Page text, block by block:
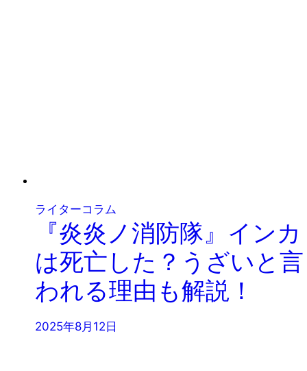
ライターコラム
『炎炎ノ消防隊』インカ
は死亡した？うざいと言
われる理由も解説！
2025年8月12日